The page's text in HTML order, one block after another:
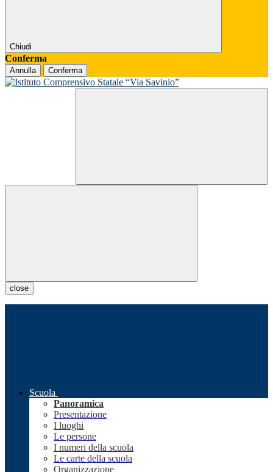
Chiudi
Conferma
Annulla Conferma
close
Scuola
Panoramica
Presentazione
I luoghi
Le persone
I numeri della scuola
Le carte della scuola
Organizzazione